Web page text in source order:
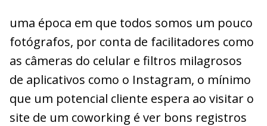
uma época em que todos somos um pouco
fotógrafos, por conta de facilitadores como
as câmeras do celular e filtros milagrosos
de aplicativos como o Instagram, o mínimo
que um potencial cliente espera ao visitar o
site de um coworking é ver bons registros